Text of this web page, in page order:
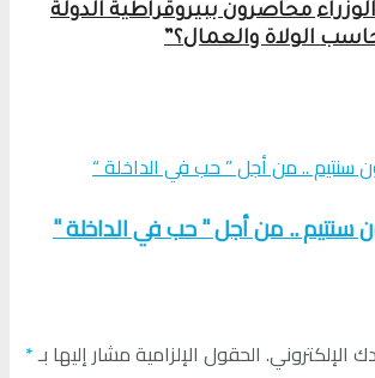
محاصرون ببيروقراطية الدولة
الولاة والعمال؟”
الإلكتروني. الحقول الإلزامية مشار إليها بـ*